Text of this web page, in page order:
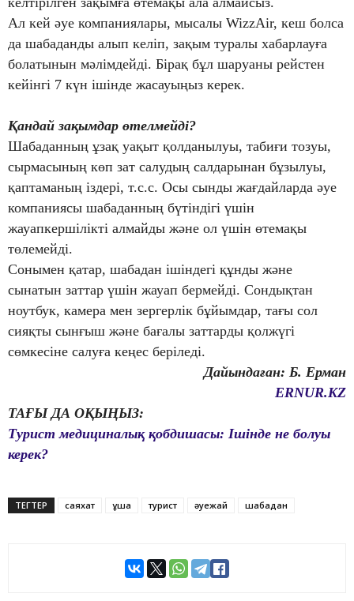
Ал кей әуе компаниялары, мысалы WizzAir, кеш болса
да шабаданды алып келіп, зақым туралы хабарлауға
болатынын мәлімдейді. Бірақ бұл шаруаны рейстен
кейінгі 7 күн ішінде жасауыңыз керек.
Қандай зақымдар өтелмейді?
Шабаданның ұзақ уақыт қолданылуы, табиғи тозуы,
сырмасының көп зат салудың салдарынан бұзылуы,
қаптаманың іздері, т.с.с. Осы сынды жағдайларда әуе
компаниясы шабаданның бүтіндігі үшін
жауапкершілікті алмайды және ол үшін өтемақы
төлемейді.
Сонымен қатар, шабадан ішіндегі құнды және
сынатын заттар үшін жауап бермейді. Сондықтан
ноутбук, камера мен зергерлік бұйымдар, тағы сол
сияқты сынғыш және бағалы заттарды қолжүгі
сөмкесіне салуға кеңес беріледі.
Дайындаған: Б. Ерман
ERNUR.KZ
ТАҒЫ ДА ОҚЫҢЫЗ:
Турист медициналық қобдишасы: Ішінде не болуы
керек?
ТЕГТЕР саяхат ұшақ турист әуежай шабадан